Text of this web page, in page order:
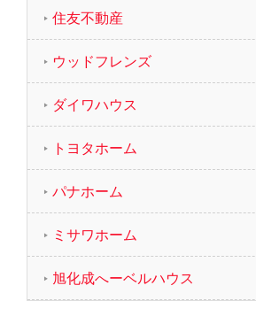
住友不動産
ウッドフレンズ
ダイワハウス
トヨタホーム
パナホーム
ミサワホーム
旭化成へーベルハウス